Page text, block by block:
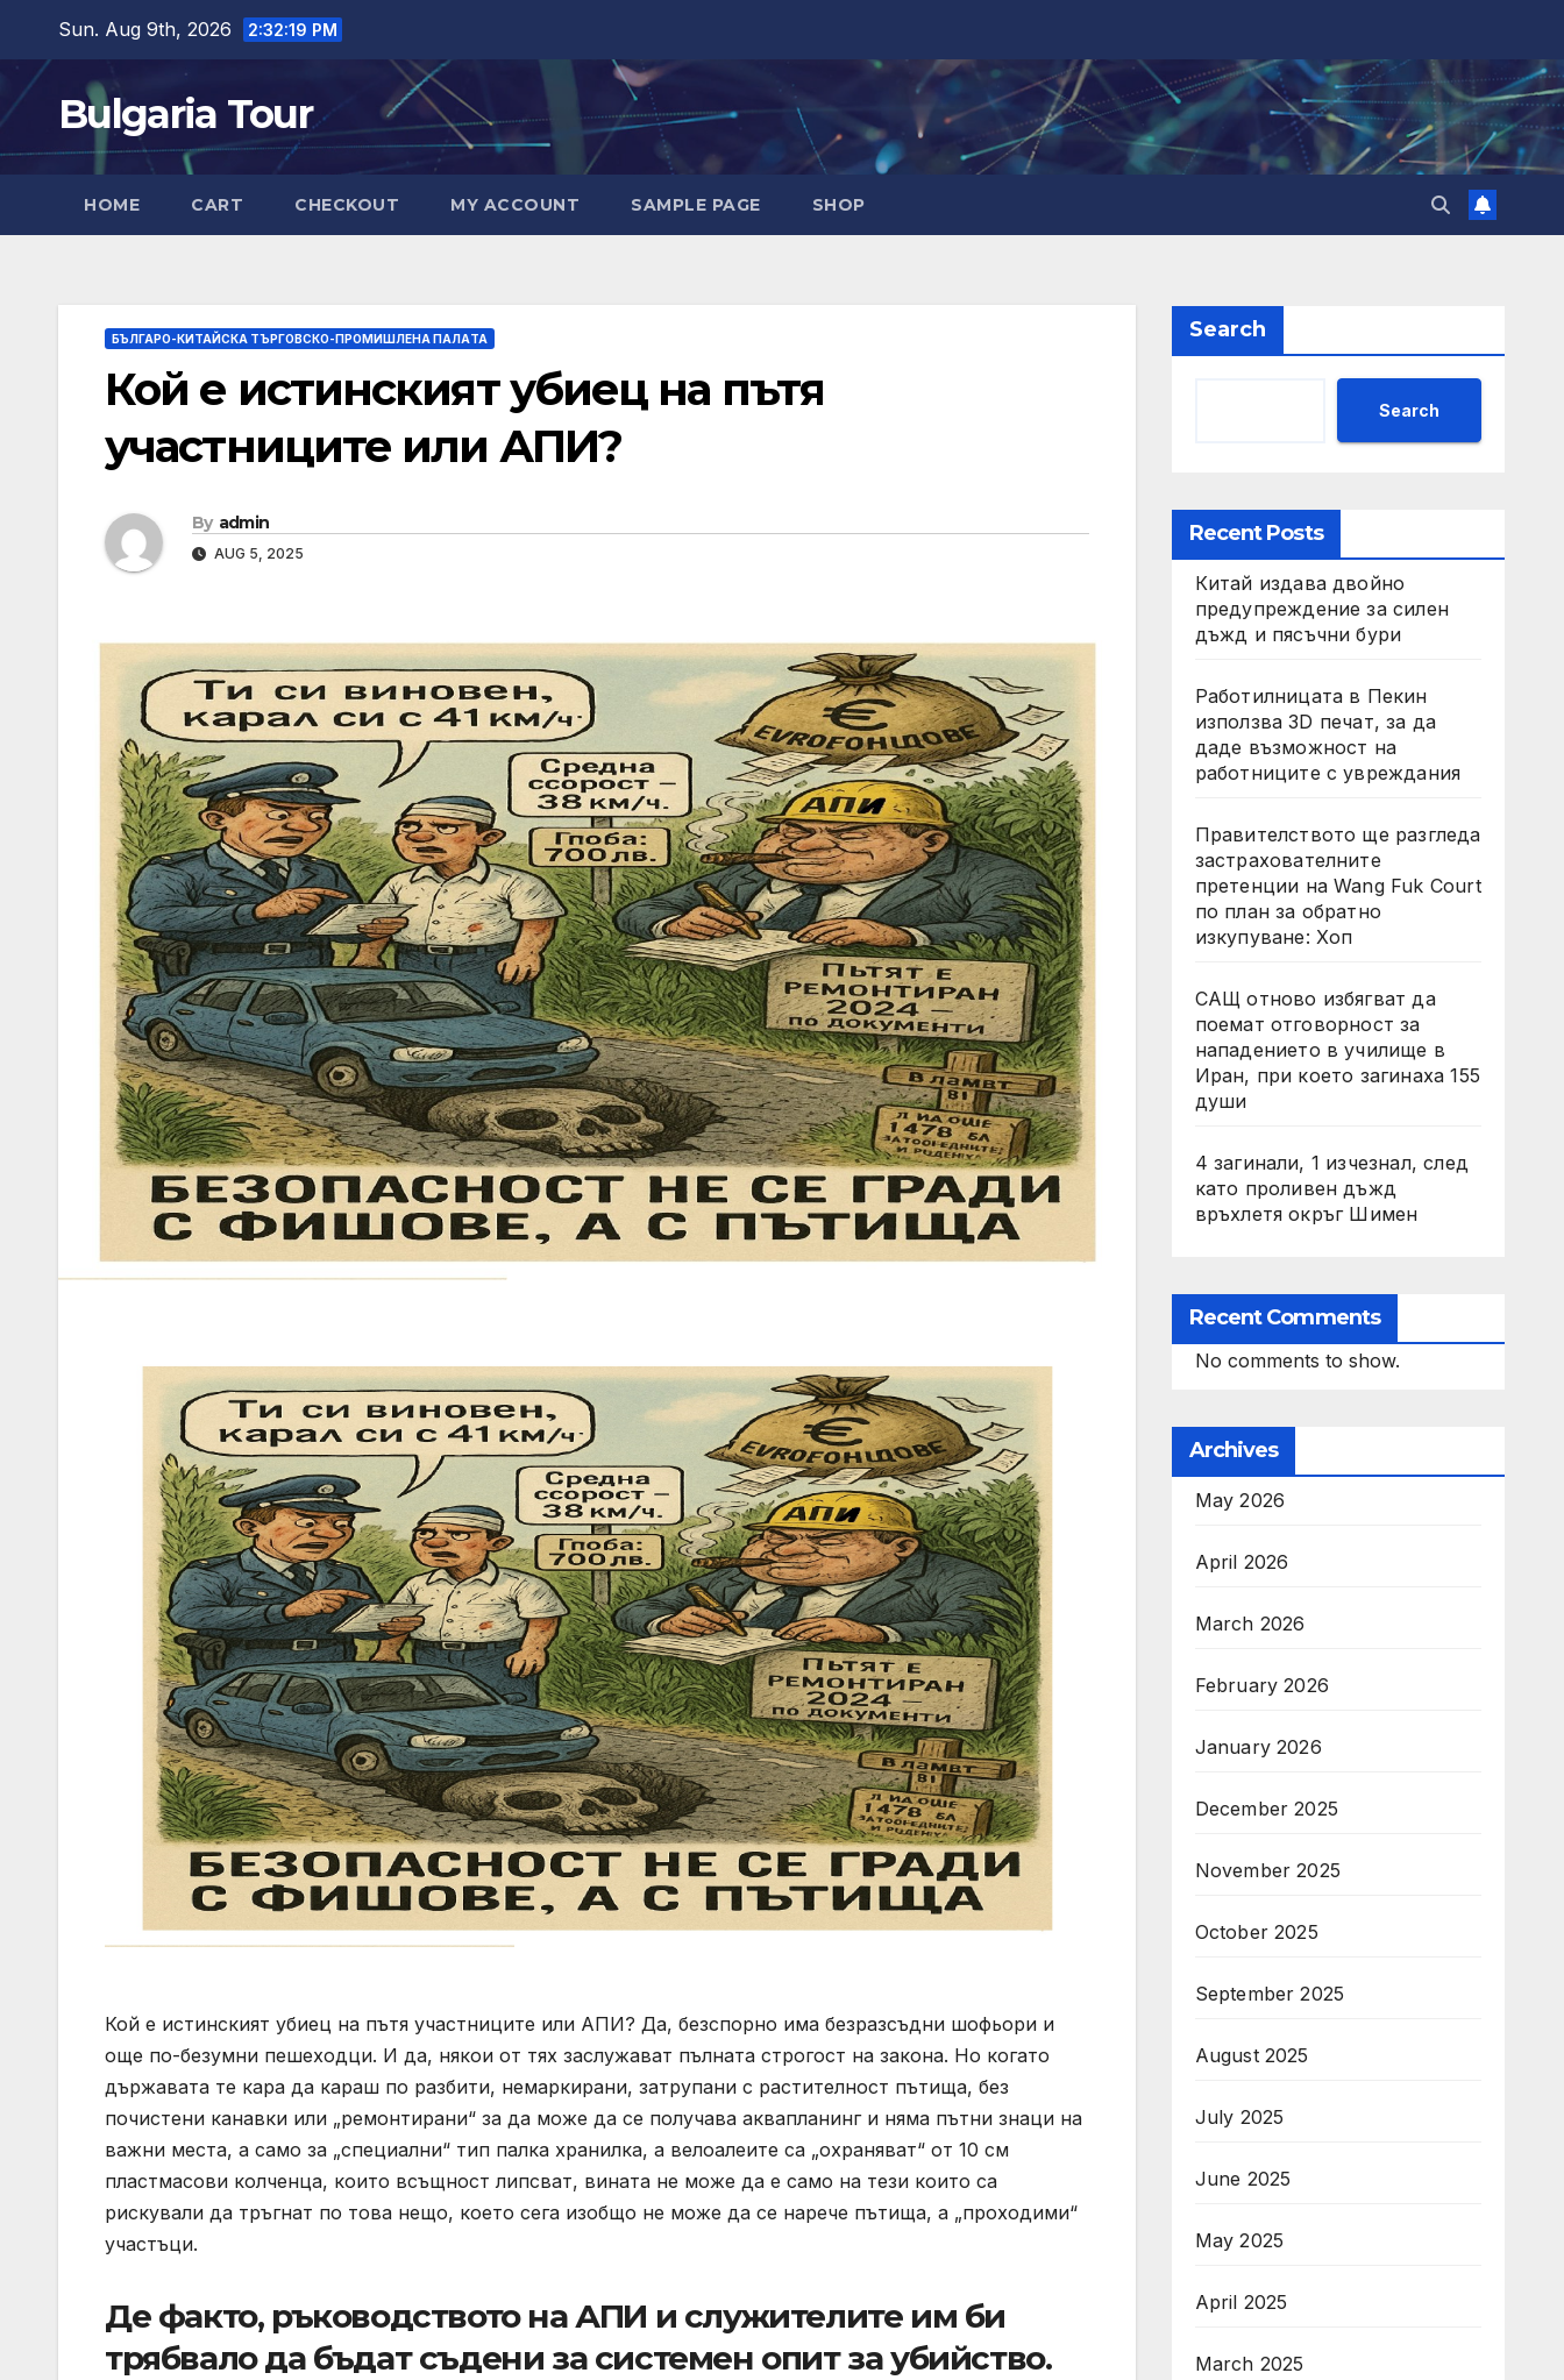
content
Sun. Aug 9th, 2026 2:32:20 PM
Bulgaria Tour
HOME CART CHECKOUT MY ACCOUNT SAMPLE PAGE SHOP
БЪЛГАРО-КИТАЙСКА ТЪРГОВСКО-ПРОМИШЛЕНА ПАЛAТА
Кой е истинският убиец на пътя
участниците или АПИ?
By admin
AUG 5, 2025
Кой е истинският убиец на пътя участниците или АПИ? Да, безспорно има безразсъдни шофьори и
още по-безумни пешеходци. И да, някои от тях заслужават пълната строгост на закона. Но когато
държавата те кара да караш по разбити, немаркирани, затрупани с растителност пътища, без
почистени канавки или „ремонтирани“ за да може да се получава аквапланинг и няма пътни знаци на
важни места, а само за „специални“ тип палка хранилка, а велоалеите са „охраняват“ от 10 см
пластмасови колченца, които всъщност липсват, вината не може да е само на тези които са
рискували да тръгнат по това нещо, което сега изобщо не може да се нарече пътища, а „проходими“
участъци.
Де факто, ръководството на АПИ и служителите им би
трябвало да бъдат съдени за системен опит за убийство.
Search
Search
Recent Posts
Китай издава двойно
предупреждение за силен
дъжд и пясъчни бури
Работилницата в Пекин
използва 3D печат, за да
даде възможност на
работниците с увреждания
Правителството ще разгледа
застрахователните
претенции на Wang Fuk Court
по план за обратно
изкупуване: Хоп
САЩ отново избягват да
поемат отговорност за
нападението в училище в
Иран, при което загинаха 155
души
4 загинали, 1 изчезнал, след
като проливен дъжд
връхлетя окръг Шимен
Recent Comments
No comments to show.
Archives
May 2026
April 2026
March 2026
February 2026
January 2026
December 2025
November 2025
October 2025
September 2025
August 2025
July 2025
June 2025
May 2025
April 2025
March 2025